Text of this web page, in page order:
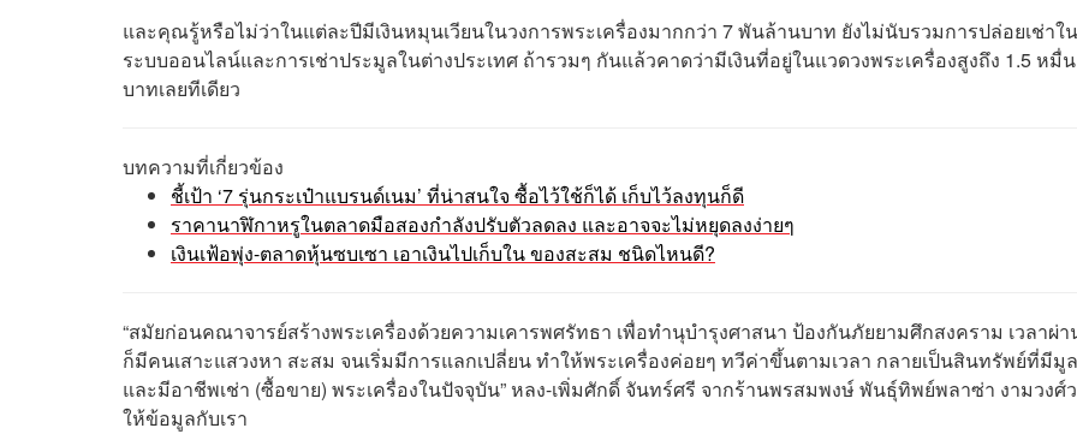
และคุณรู้หรือไม่ว่าในแต่ละปีมีเงินหมุนเวียนในวงการพระเครื่องมากกว่า 7 พันล้านบาท ยังไม่นับรวมการปล่อยเช่าใน
ระบบออนไลน์และการเช่าประมูลในต่างประเทศ ถ้ารวมๆ กันแล้วคาดว่ามีเงินที่อยู่ในแวดวงพระเครื่องสูงถึง 1.5 หมื่
บาทเลยทีเดียว
บทความที่เกี่ยวข้อง
ชี้เป้า ‘7 รุ่นกระเป๋าแบรนด์เนม’ ที่น่าสนใจ ซื้อไว้ใช้ก็ได้ เก็บไว้ลงทุนก็ดี
ราคานาฬิกาหรูในตลาดมือสองกำลังปรับตัวลดลง และอาจจะไม่หยุดลงง่ายๆ
เงินเฟ้อพุ่ง-ตลาดหุ้นซบเซา เอาเงินไปเก็บใน ของสะสม ชนิดไหนดี?
“สมัยก่อนคณาจารย์สร้างพระเครื่องด้วยความเคารพศรัทธา เพื่อทำนุบำรุงศาสนา ป้องกันภัยยามศึกสงคราม เวลาผ่า
ก็มีคนเสาะแสวงหา สะสม จนเริ่มมีการแลกเปลี่ยน ทำให้พระเครื่องค่อยๆ ทวีค่าขึ้นตามเวลา กลายเป็นสินทรัพย์ที่มีมู
และมีอาชีพเช่า (ซื้อขาย) พระเครื่องในปัจจุบัน” หลง-เพิ่มศักดิ์ จันทร์ศรี จากร้านพรสมพงษ์ พันธุ์ทิพย์พลาซ่า งามวงศ์
ให้ข้อมูลกับเรา